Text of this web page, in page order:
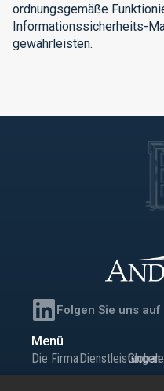
ordnungsgemäße
Informationssicherheits-
gewährleisten.
Folgen Sie uns auf
Menü
Die Firma
Team
Dienstleistungen
Büros
Globale